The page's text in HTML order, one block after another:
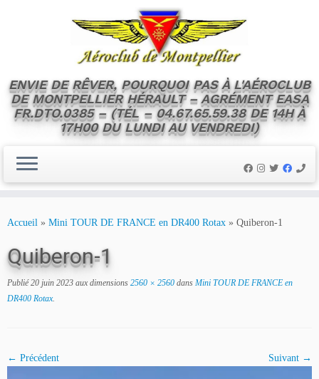
ENVIE DE RÊVER, POURQUOI PAS À L'AÉROCLUB
DE MONTPELLIER HÉRAULT – AGRÉMENT EASA
FR.DTO.0385 – (TÉL – 04.67.65.59.38 DE 14H À
17H00 DU LUNDI AU VENDREDI)
Accueil » Mini TOUR DE FRANCE en DR400 Rotax » Quiberon-1
Quiberon-1
Publié 20 juin 2023 aux dimensions 2560 × 2560 dans Mini TOUR DE FRANCE en
DR400 Rotax.
← Précédent Suivant →